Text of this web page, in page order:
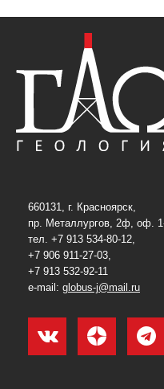
660131, г. Красноярск,
пр. Металлургов, 2ф, оф.
тел. +7 913 534-80-12,
+7 906 911-27-03,
+7 913 532-92-11
e-mail: globus-j@mail.ru